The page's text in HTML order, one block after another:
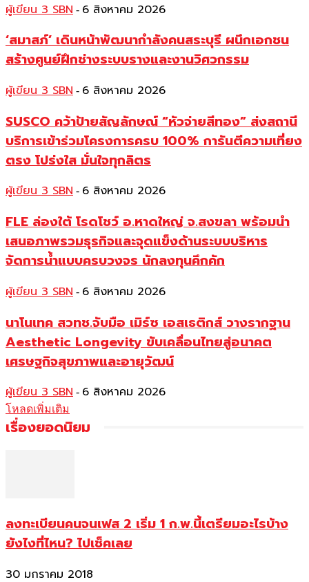
ผู้เขียน 3 SBN - 6 สิงหาคม 2026
‘สมาสภ์’ เดินหน้าพัฒนากำลังคนสระบุรี ผนึกเอกชน
สร้างศูนย์ฝึกช่างระบบรางและงานวิศวกรรม
ผู้เขียน 3 SBN - 6 สิงหาคม 2026
SUSCO คว้าป้ายสัญลักษณ์ “หัวจ่ายสีทอง” ส่งสถานี
บริการเข้าร่วมโครงการครบ 100% การันตีความเที่ยง
ตรง โปร่งใส มั่นใจทุกลิตร
ผู้เขียน 3 SBN - 6 สิงหาคม 2026
FLE ล่องใต้ โรดโชว์ อ.หาดใหญ่ จ.สงขลา พร้อมนำ
เสนอภาพรวมธุรกิจและจุดแข็งด้านระบบบริหาร
จัดการน้ำแบบครบวงจร นักลงทุนคึกคัก
ผู้เขียน 3 SBN - 6 สิงหาคม 2026
นาโนเทค สวทช.จับมือ เมิร์ซ เอสเธติกส์ วางรากฐาน
Aesthetic Longevity ขับเคลื่อนไทยสู่อนาคต
เศรษฐกิจสุขภาพและอายุวัฒน์
ผู้เขียน 3 SBN - 6 สิงหาคม 2026
โหลดเพิ่มเติม
เรื่องยอดนิยม
ลงทะเบียนคนจนเฟส 2 เริ่ม 1 ก.พ.นี้เตรียมอะไรบ้าง
ยังไงที่ไหน? ไปเช็คเลย
30 มกราคม 2018